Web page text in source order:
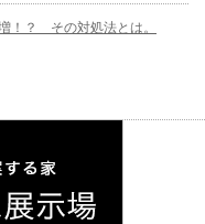
！？ その対処法とは。